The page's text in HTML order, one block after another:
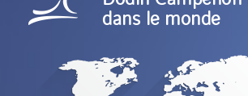
dans le monde